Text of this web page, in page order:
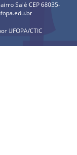
Salé CEP 68035-
UFOPA/CTIC